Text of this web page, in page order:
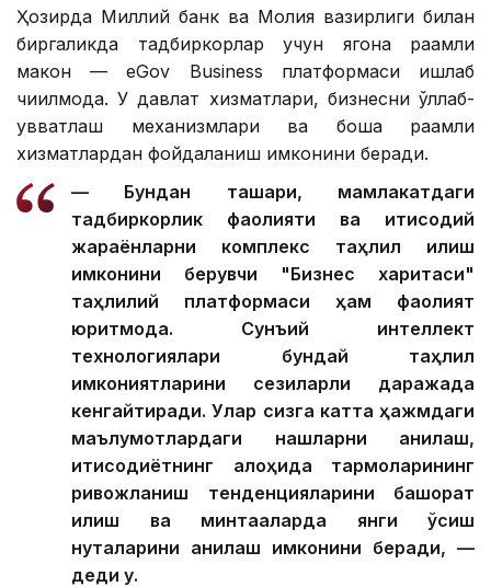
Ҳозирда Миллий банк ва Молия вазирлиги билан
биргаликда тадбиркорлар учун ягона рақамли
макон — eGov Business платформаси ишлаб
чиқилмоқда. У давлат хизматлари, бизнесни қўллаб-
қувватлаш механизмлари ва бошқа рақамли
хизматлардан фойдаланиш имконини беради.
— Бундан ташқари, мамлакатдаги
тадбиркорлик фаолияти ва иқтисодий
жараёнларни комплекс таҳлил қилиш
имконини берувчи "Бизнес харитаси"
таҳлилий платформаси ҳам фаолият
юритмоқда. Сунъий интеллект
технологиялари бундай таҳлил
имкониятларини сезиларли даражада
кенгайтиради. Улар сизга катта ҳажмдаги
маълумотлардаги нақшларни аниқлаш,
иқтисодиётнинг алоҳида тармоқларининг
ривожланиш тенденцияларини башорат
қилиш ва минтақаларда янги ўсиш
нуқталарини аниқлаш имконини беради, —
деди у.